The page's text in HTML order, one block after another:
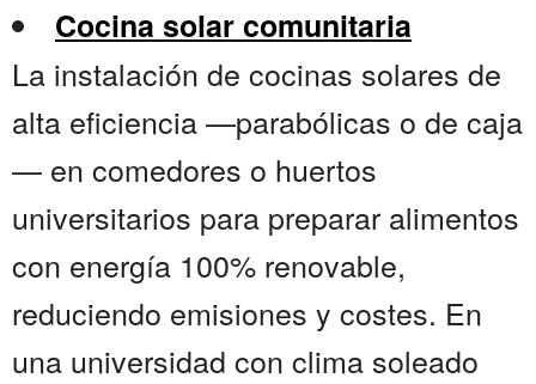
Cocina solar comunitaria
La instalación de cocinas solares de
alta eficiencia —parabólicas o de caja
— en comedores o huertos
universitarios para preparar alimentos
con energía 100% renovable,
reduciendo emisiones y costes. En
una universidad con clima soleado